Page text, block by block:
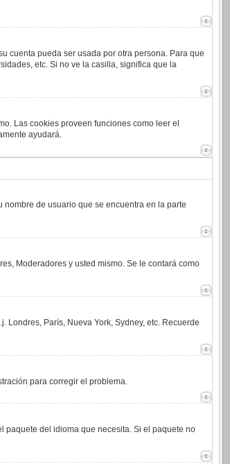
cuenta pueda ser usada por otra persona. Para que
etc. Si no ve la casilla, significa que la
Las cookies proveen funciones como leer el
ayudará.
de usuario que se encuentra en la parte
Moderadores y usted mismo. Se le contará como
París, Nueva York, Sydney, etc. Recuerde
para corregir el problema.
paquete del idioma que necesita. Si el paquete no